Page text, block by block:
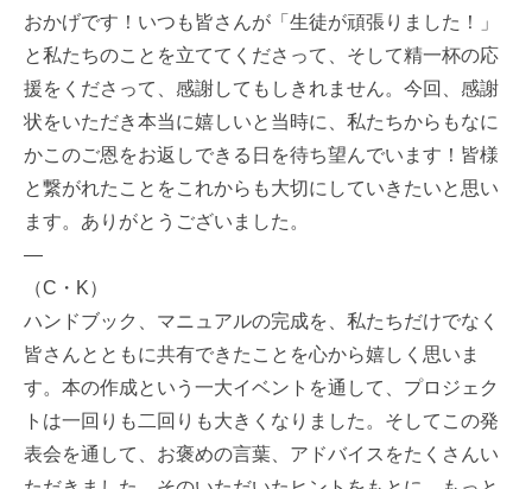
おかげです！いつも皆さんが「生徒が頑張りました！」
と私たちのことを立ててくださって、そして精一杯の応
援をくださって、感謝してもしきれません。今回、感謝
状をいただき本当に嬉しいと当時に、私たちからもなに
かこのご恩をお返しできる日を待ち望んでいます！皆様
と繋がれたことをこれからも大切にしていきたいと思い
ます。ありがとうございました。
—
（C・K）
ハンドブック、マニュアルの完成を、私たちだけでなく
皆さんとともに共有できたことを心から嬉しく思いま
す。本の作成という一大イベントを通して、プロジェク
トは一回りも二回りも大きくなりました。そしてこの発
表会を通して、お褒めの言葉、アドバイスをたくさんい